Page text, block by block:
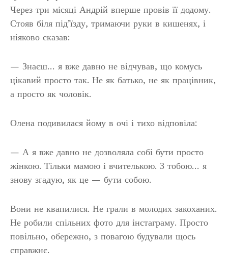
Через три місяці Андрій вперше провів її додому.
Стояв біля під’їзду, тримаючи руки в кишенях, і
ніяково сказав:
— Знаєш… я вже давно не відчував, що комусь
цікавий просто так. Не як батько, не як працівник,
а просто як чоловік.
Олена подивилася йому в очі і тихо відповіла:
— А я вже давно не дозволяла собі бути просто
жінкою. Тільки мамою і вчителькою. З тобою… я
знову згадую, як це — бути собою.
Вони не квапилися. Не грали в молодих закоханих.
Не робили спільних фото для інстаграму. Просто
повільно, обережно, з повагою будували щось
справжнє.